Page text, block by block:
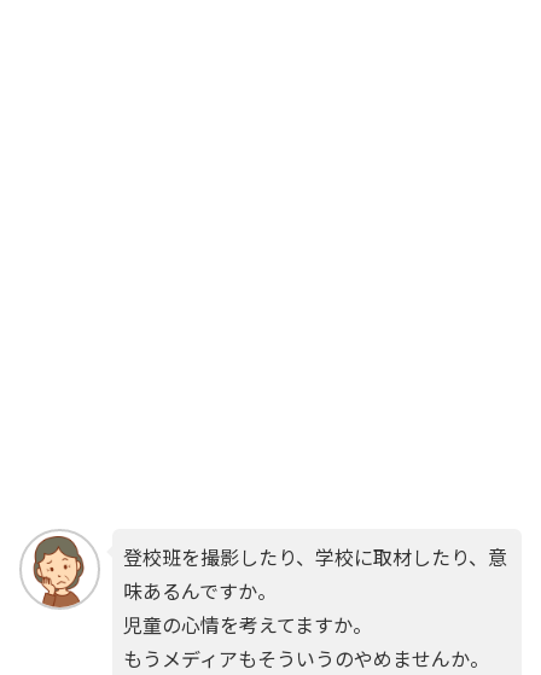
登校班を撮影したり、学校に取材したり、意
味あるんですか。
児童の心情を考えてますか。
もうメディアもそういうのやめませんか。